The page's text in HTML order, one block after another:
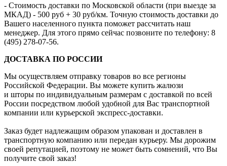
- Стоимость доставки по Московской области (при выезде за
МКАД) - 500 руб + 30 руб/км. Точную стоимость доставки до
Вашего населенного пункта поможет рассчитать наш
менеджер. Для этого прямо сейчас позвоните по телефону: 8
(495) 278-07-56.
ДОСТАВКА ПО РОССИИ
Мы осуществляем отправку товаров во все регионы
Российской Федерации. Вы можете купить жалюзи
и шторы по индивидуальным размерам с доставкой по всей
России посредством любой удобной для Вас транспортной
компании или курьерской экспресс-доставки.
Заказ будет надлежащим образом упакован и доставлен в
транспортную компанию или передан курьеру. Мы дорожим
своей репутацией, поэтому не может быть сомнений, что Вы
получите свой заказ!